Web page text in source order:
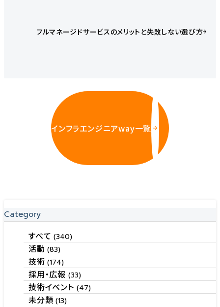
フルマネージドサービスのメリットと失敗しない選び方
インフラエンジニアway一覧
Category
すべて(340)
活動(83)
技術(174)
採用・広報 (33)
技術イベント (47)
未分類(13)